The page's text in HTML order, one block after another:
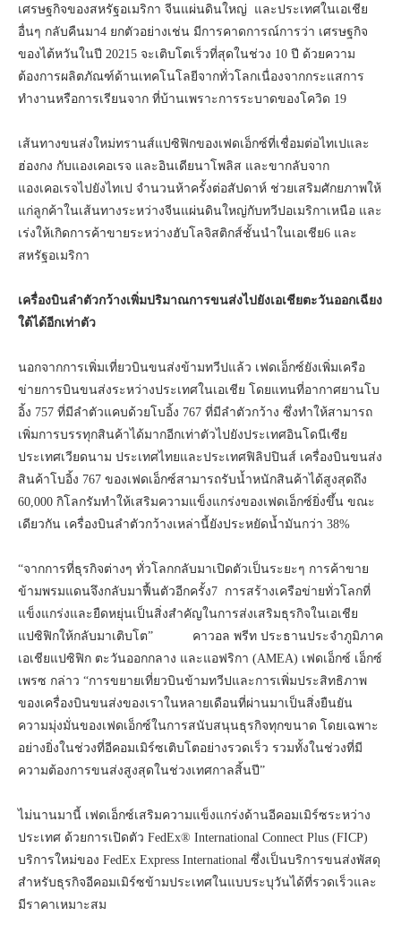
เศรษฐกิจของสหรัฐอเมริกา จีนแผ่นดินใหญ่ และประเทศในเอเชีย
อื่นๆ กลับคืนมา4 ยกตัวอย่างเช่น มีการคาดการณ์การว่า เศรษฐกิจ
ของไต้หวันในปี 20215 จะเติบโตเร็วที่สุดในช่วง 10 ปี ด้วยความ
ต้องการผลิตภัณฑ์ด้านเทคโนโลยีจากทั่วโลกเนื่องจากกระแสการ
ทำงานหรือการเรียนจาก ที่บ้านเพราะการระบาดของโควิด 19
เส้นทางขนส่งใหม่ทรานส์แปซิฟิกของเฟดเอ็กซ์ที่เชื่อมต่อไทเปและ
ฮ่องกง กับแองเคอเรจ และอินเดียนาโพลิส และขากลับจาก
แองเคอเรจไปยังไทเป จำนวนห้าครั้งต่อสัปดาห์ ช่วยเสริมศักยภาพให้
แก่ลูกค้าในเส้นทางระหว่างจีนแผ่นดินใหญ่กับทวีปอเมริกาเหนือ และ
เร่งให้เกิดการค้าขายระหว่างฮับโลจิสติกส์ชั้นนำในเอเชีย6 และ
สหรัฐอเมริกา
เครื่องบินลำตัวกว้างเพิ่มปริมาณการขนส่งไปยังเอเชียตะวันออกเฉียง
ใต้ได้อีกเท่าตัว
นอกจากการเพิ่มเที่ยวบินขนส่งข้ามทวีปแล้ว เฟดเอ็กซ์ยังเพิ่มเครือ
ข่ายการบินขนส่งระหว่างประเทศในเอเชีย โดยแทนที่อากาศยานโบ
อิ้ง 757 ที่มีลำตัวแคบด้วยโบอิ้ง 767 ที่มีลำตัวกว้าง ซึ่งทำให้สามารถ
เพิ่มการบรรทุกสินค้าได้มากอีกเท่าตัวไปยังประเทศอินโดนีเซีย
ประเทศเวียดนาม ประเทศไทยและประเทศฟิลิปปินส์ เครื่องบินขนส่ง
สินค้าโบอิ้ง 767 ของเฟดเอ็กซ์สามารถรับน้ำหนักสินค้าได้สูงสุดถึง
60,000 กิโลกรัมทำให้เสริมความแข็งแกร่งของเฟดเอ็กซ์ยิ่งขึ้น ขณะ
เดียวกัน เครื่องบินลำตัวกว้างเหล่านี้ยังประหยัดน้ำมันกว่า 38%
“จากการที่ธุรกิจต่างๆ ทั่วโลกกลับมาเปิดตัวเป็นระยะๆ การค้าขาย
ข้ามพรมแดนจึงกลับมาฟื้นตัวอีกครั้ง7 การสร้างเครือข่ายทั่วโลกที่
แข็งแกร่งและยืดหยุ่นเป็นสิ่งสำคัญในการส่งเสริมธุรกิจในเอเชีย
แปซิฟิกให้กลับมาเติบโต” คาวอล พรีท ประธานประจำภูมิภาค
เอเชียแปซิฟิก ตะวันออกกลาง และแอฟริกา (AMEA) เฟดเอ็กซ์ เอ็กซ์
เพรซ กล่าว “การขยายเที่ยวบินข้ามทวีปและการเพิ่มประสิทธิภาพ
ของเครื่องบินขนส่งของเราในหลายเดือนที่ผ่านมาเป็นสิ่งยืนยัน
ความมุ่งมั่นของเฟดเอ็กซ์ในการสนับสนุนธุรกิจทุกขนาด โดยเฉพาะ
อย่างยิ่งในช่วงที่อีคอมเมิร์ซเติบโตอย่างรวดเร็ว รวมทั้งในช่วงที่มี
ความต้องการขนส่งสูงสุดในช่วงเทศกาลสิ้นปี”
ไม่นานมานี้ เฟดเอ็กซ์เสริมความแข็งแกร่งด้านอีคอมเมิร์ซระหว่าง
ประเทศ ด้วยการเปิดตัว FedEx® International Connect Plus (FICP)
บริการใหม่ของ FedEx Express International ซึ่งเป็นบริการขนส่งพัสดุ
สำหรับธุรกิจอีคอมเมิร์ซข้ามประเทศในแบบระบุวันได้ที่รวดเร็วและ
มีราคาเหมาะสม